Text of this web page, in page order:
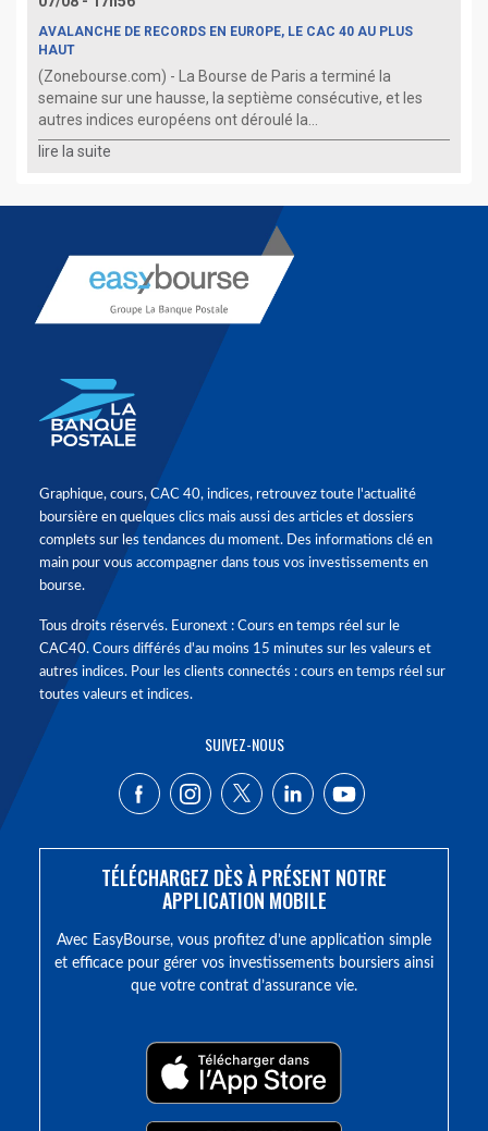
AVALANCHE DE RECORDS EN EUROPE, LE CAC 40 AU PLUS
HAUT
(Zonebourse.com) - La Bourse de Paris a terminé la
semaine sur une hausse, la septième consécutive, et les
autres indices européens ont déroulé la...
lire la suite
Graphique, cours, CAC 40, indices, retrouvez toute l'actualité
boursière en quelques clics mais aussi des articles et dossiers
complets sur les tendances du moment. Des informations clé en
main pour vous accompagner dans tous vos investissements en
bourse.
Tous droits réservés. Euronext : Cours en temps réel sur le
CAC40. Cours différés d'au moins 15 minutes sur les valeurs et
autres indices. Pour les clients connectés : cours en temps réel sur
toutes valeurs et indices.
SUIVEZ-NOUS
TÉLÉCHARGEZ DÈS À PRÉSENT NOTRE
APPLICATION MOBILE
Avec EasyBourse, vous profitez d’une application simple
et efficace pour gérer vos investissements boursiers ainsi
que votre contrat d’assurance vie.